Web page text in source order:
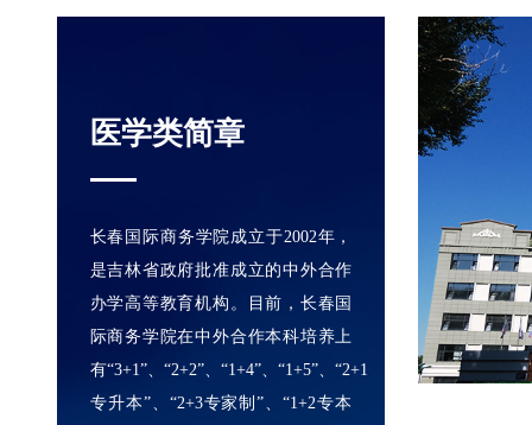
医学类简章
长春国际商务学院成立于2002年，
是吉林省政府批准成立的中外合作
办学高等教育机构。目前，长春国
际商务学院在中外合作本科培养上
有“3+1”、“2+2”、“1+4”、“1+5”、“2+1
专升本”、“2+3专家制”、“1+2专本